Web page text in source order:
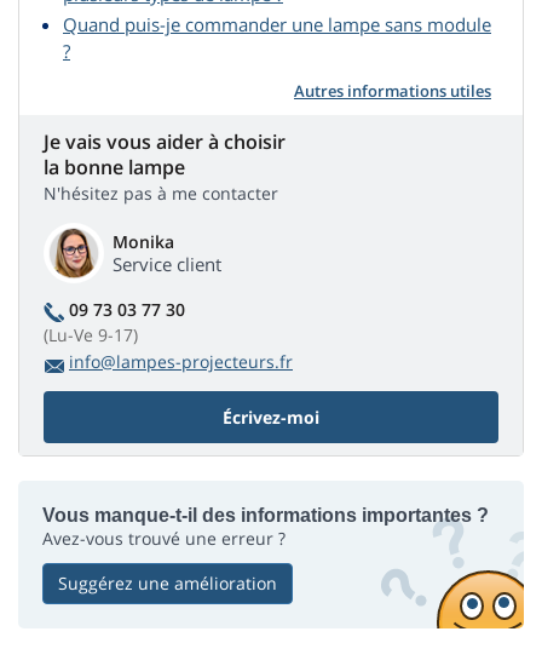
Quand puis-je commander une lampe sans module
?
Autres informations utiles
Je vais vous aider à choisir
la bonne lampe
N'hésitez pas à me contacter
Monika
Service client
09 73 03 77 30
(Lu-Ve 9-17)
info@lampes-projecteurs.fr
Écrivez-moi
Vous manque-t-il des informations importantes ?
Avez-vous trouvé une erreur ?
Suggérez une amélioration